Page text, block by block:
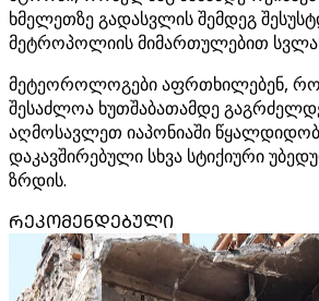
ხმელეთზე გადასვლის შემდეგ
მეტროპოლიის მიმართულებით
მეტეოროლოგები აფრთხილებენ,
შესაძლოა ხუთშაბათამდე
აღმოსავლეთ იაპონიაში
დაკავშირებული სხვა სტიქიური
ზრდის.
ᲠᲔᲙᲝᲛᲔᲜᲓᲔᲑᲣᲚᲘ